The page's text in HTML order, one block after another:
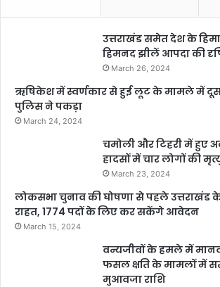
उत्तराखंड समेत देश के
हिमनद झीलें आपदा की
March 26, 2024
ऋषिकेश में स्वर्णकार से हुई लूट के मामले में
पुलिस ने पकड़ा
March 24, 2024
चमोली और टिहरी में
हादसों में चार लोगों की
March 23, 2024
लोकसभा चुनाव की घोषणा से पहले उत्तराखंड
राहत, 1774 पदों के लिए कर सकेंगे आवेदन
March 15, 2024
वन्यजीवों के हमले में
फसल क्षति के मामलों में
मुआवजा राशि